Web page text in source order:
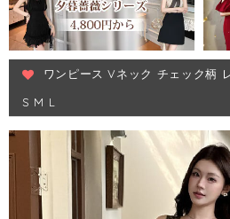
ワンピース Vネック チェック柄
S M L